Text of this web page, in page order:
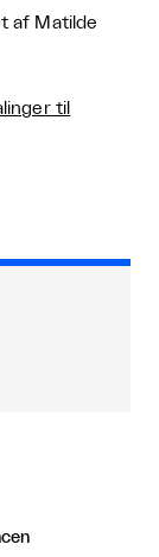
af Matilde
til